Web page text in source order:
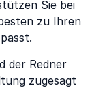
Sie bei
zu Ihren
der Redner
zugesagt